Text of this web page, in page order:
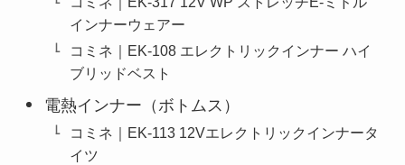
インナーウェアー
コミネ｜EK-108 エレクトリックインナー ハイ
ブリッドベスト
電熱インナー（ボトムス）
コミネ｜EK-113 12Vエレクトリックインナータ
イツ